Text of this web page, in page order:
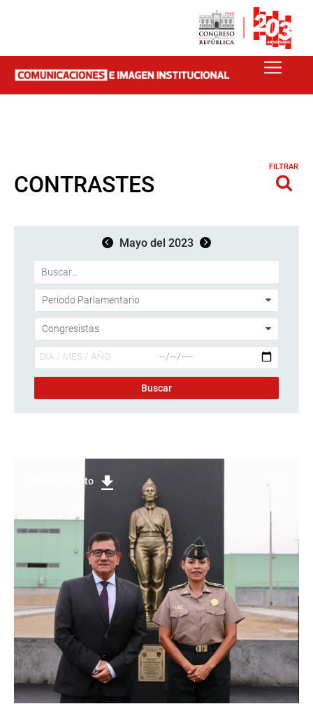
CONTRASTES
FILTRAR
Mayo del 2023
Descargar foto